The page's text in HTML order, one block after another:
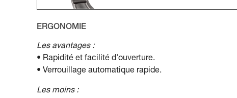
ERGONOMIE
Les avantages :
• Rapidité et facilité d'ouverture.
• Verrouillage automatique rapide.
Les moins :